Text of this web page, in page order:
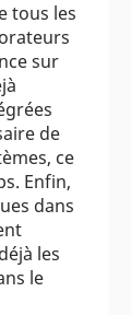
tous les
sur
de
ce
Enfin,
dans
les
le